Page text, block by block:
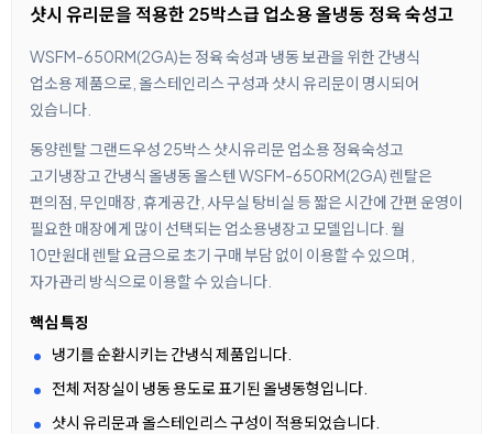
샷시 유리문을 적용한 25박스급 업소용 올냉동 정육 숙성고
WSFM-650RM(2GA)는 정육 숙성과 냉동 보관을 위한 간냉식
업소용 제품으로, 올스테인리스 구성과 샷시 유리문이 명시되어
있습니다.
동양렌탈 그랜드우성 25박스 샷시유리문 업소용 정육숙성고
고기냉장고 간냉식 올냉동 올스텐 WSFM-650RM(2GA) 렌탈은
편의점, 무인매장, 휴게공간, 사무실 탕비실 등 짧은 시간에 간편 운영이
필요한 매장에게 많이 선택되는 업소용냉장고 모델입니다. 월
10만원대 렌탈 요금으로 초기 구매 부담 없이 이용할 수 있으며,
자가관리 방식으로 이용할 수 있습니다.
핵심 특징
냉기를 순환시키는 간냉식 제품입니다.
전체 저장실이 냉동 용도로 표기된 올냉동형입니다.
샷시 유리문과 올스테인리스 구성이 적용되었습니다.